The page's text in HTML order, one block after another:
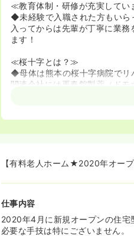
≪教育体制・研修が充実して
◆未経験で入職された方もいら
入ってからは先輩が丁寧に業
ます！
≪桜十字とは？≫
◆母体は熊本の桜十字病院でリ
関連会社には再春館製薬（ドモ
回、社員旅行、社員食堂完備）
【有料老人ホーム★2020年オー
仕事内容
2020年4月に新規オープンの住宅
必要な手技は特にございません。